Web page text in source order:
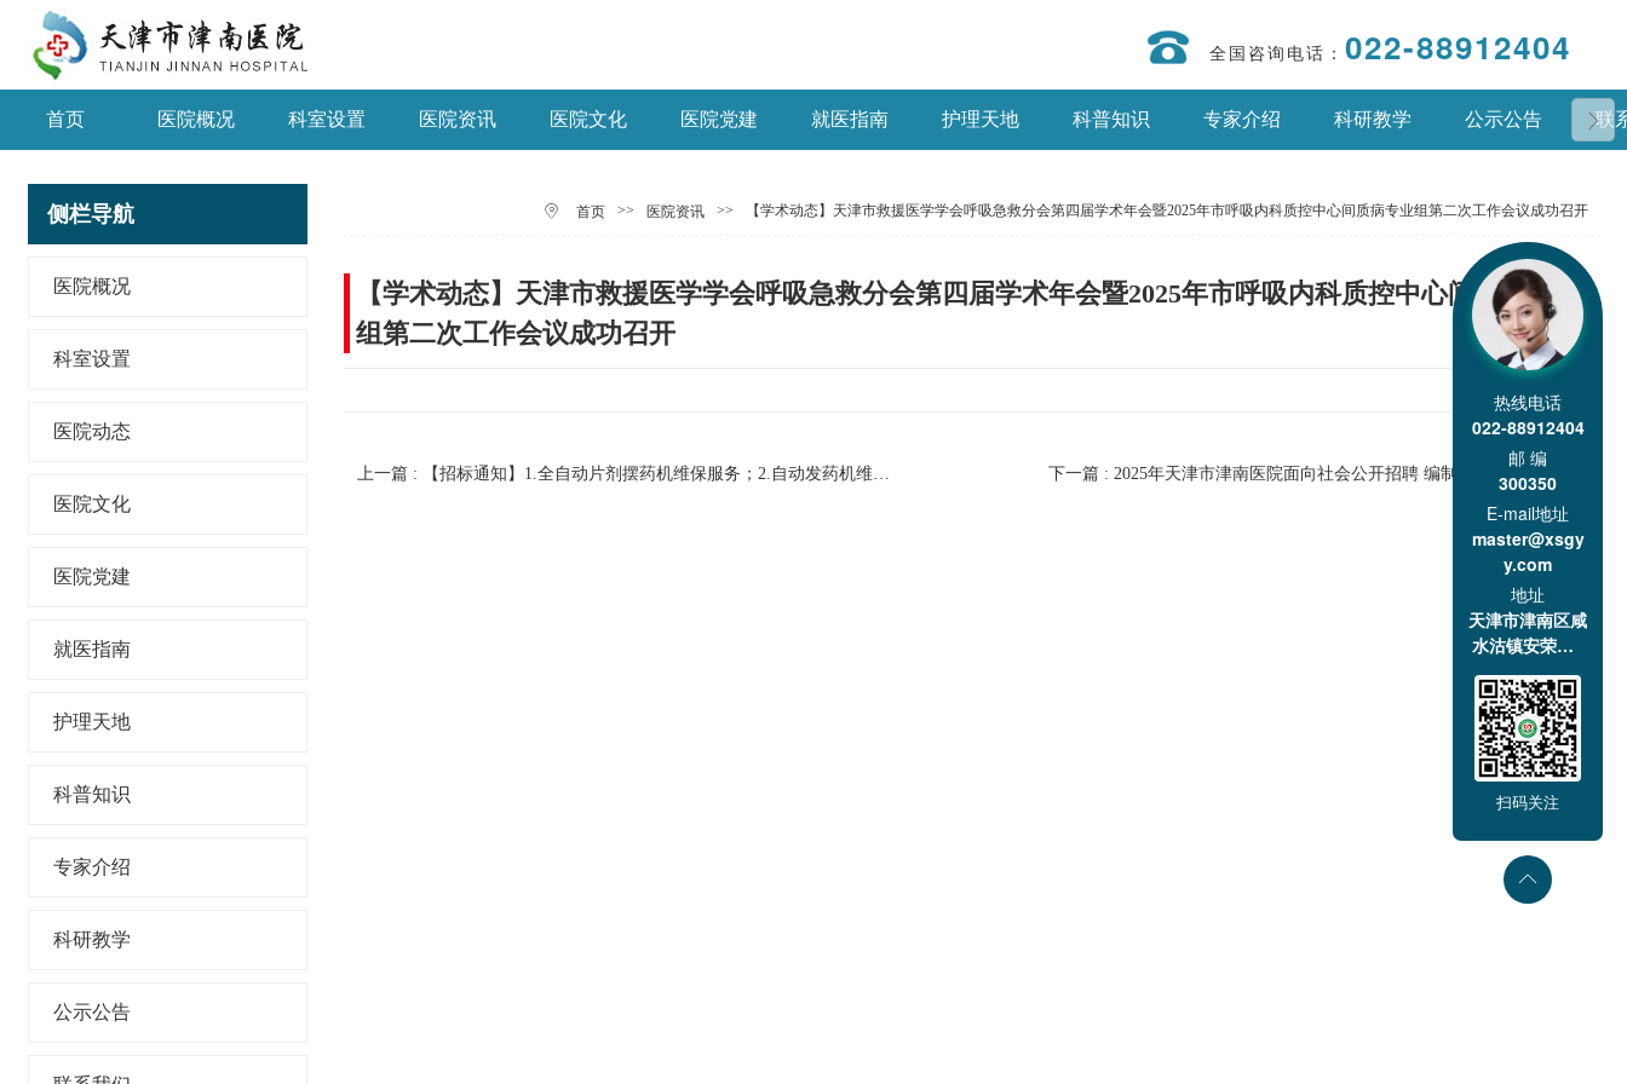
全国咨询电话： 022-88912404
首页 医院概况 科室设置 医院资讯 医院文化 医院党建 就医指南 护理天地 科普知识 专家介绍 科研教学 公示公告 联
侧栏导航
医院概况
科室设置
医院动态
医院文化
医院党建
就医指南
护理天地
科普知识
专家介绍
科研教学
公示公告
首页 >> 医院资讯 >> 【学术动态】天津市救援医学学会呼吸急救分会第四届学术年会暨2025年市呼吸内科质控中心间质病专业组第二次工作会议成功召开
【学术动态】天津市救援医学学会呼吸急救分会第四届学术年会暨2025年市呼吸内科质控中心间质病专业
组第二次工作会议成功召开
热线电话
022-88912404
邮 编
300350
E-mail地址
master@xsgy
y.com
地址
天津市津南区咸
水沽镇安荣道1
号
扫码关注